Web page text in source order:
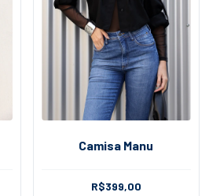
Camisa Manu
R$399,00